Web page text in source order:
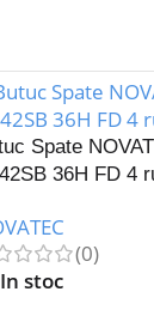
Spate
36H FD 4
(0)
In stoc